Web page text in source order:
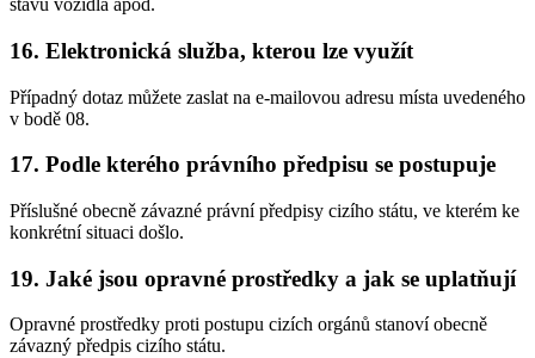
stavu vozidla apod.
16. Elektronická služba, kterou lze využít
Případný dotaz můžete zaslat na e-mailovou adresu místa uvedeného
v bodě 08.
17. Podle kterého právního předpisu se postupuje
Příslušné obecně závazné právní předpisy cizího státu, ve kterém ke
konkrétní situaci došlo.
19. Jaké jsou opravné prostředky a jak se uplatňují
Opravné prostředky proti postupu cizích orgánů stanoví obecně
závazný předpis cizího státu.